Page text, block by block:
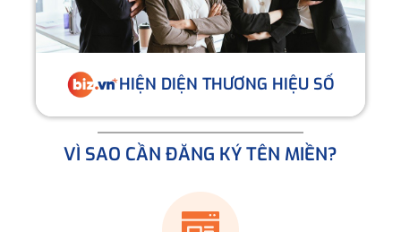
HIỆN DIỆN THƯƠNG HIỆU SỐ
VÌ SAO CẦN ĐĂNG KÝ TÊN MIỀN?